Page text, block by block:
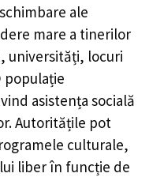
ale
mare a tinerilor
universități, locuri
populație
asistența socială
Autoritățile pot
culturale,
liber în funcție de